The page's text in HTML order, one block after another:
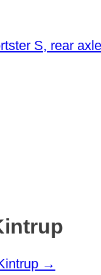
S, rear
→